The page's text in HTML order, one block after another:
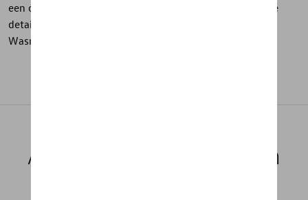
een opvallende rode siernaad op de rug en reflecterende
details voor optimale veiligheid. Onderhoudsinstructies:
Wasmachine 30°. Niet in de droger.
Aanbevolen producten